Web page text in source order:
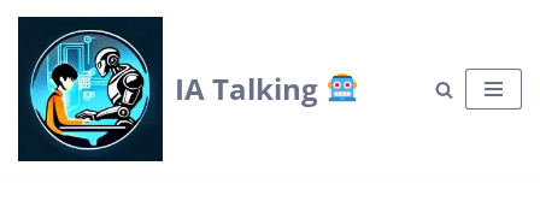
Skip
to
content
IA Talking